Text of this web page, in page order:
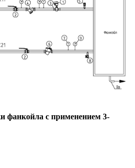
фанкойла с применением 3-